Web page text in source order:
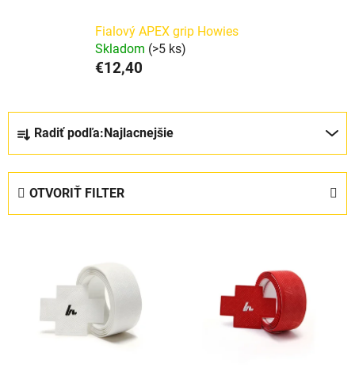
Fialový APEX grip Howies
Skladom (>5 ks)
€12,40
Radiť podľa: Najlacnejšie
OTVORIŤ FILTER